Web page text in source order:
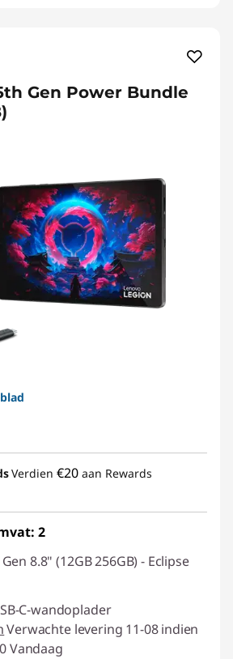
Gen Power Bundle
Verdien €20 aan Rewards
2
8.8" (12GB 256GB) - Eclipse
C-wandoplader
Verwachte levering 11-08 indien
Vandaag